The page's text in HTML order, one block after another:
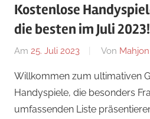
Kostenlose
die besten im Juli 2023!
Am 25. Juli 2023 Von Mahjon
Willkommen zum ultimativen
Handyspiele, die besonders
umfassenden Liste